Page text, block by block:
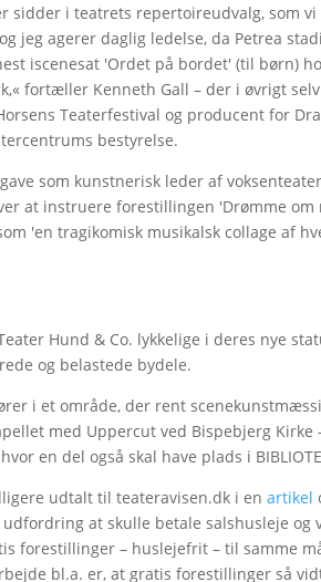
sidder i teatrets repertoireudvalg, som
jeg agerer daglig ledelse, da Petrea
iscenesat 'Ordet på bordet' (til børn)
fortæller Kenneth Gall – der i øvrigt
Teaterfestival og producent for
bestyrelse.
som kunstnerisk leder af
at instruere forestillingen 'Drømme
'en tragikomisk musikalsk collage af
Hund & Co. lykkelige i deres nye
og belastede bydele.
i et område, der rent
med Uppercut ved Bispebjerg
en del også skal have plads i
udtalt til teateravisen.dk i enartikel
at skulle betale salshusleje
forestillinger – huslejefrit – til samme
bl.a. er, at gratis forestillinger så